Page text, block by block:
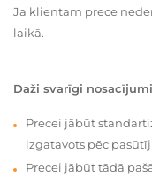
Ja klientam prece
laikā.
Daži svarīgi
Precei jābūt
izgatavots pēc
Precei jābūt tādā